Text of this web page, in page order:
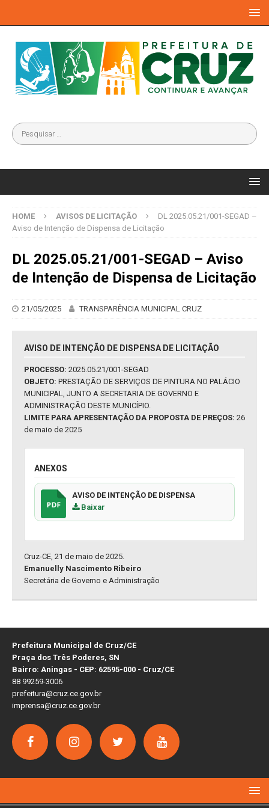
HOME AVISOS DE LICITAÇÃO
DL 2025.05.21/001-SEGAD –
Aviso de Intenção de Dispensa de Licitação
DL 2025.05.21/001-SEGAD – Aviso
de Intenção de Dispensa de Licitação
21/05/2025 TRANSPARÊNCIA MUNICIPAL CRUZ
AVISO DE INTENÇÃO DE DISPENSA DE LICITAÇÃO
PROCESSO: 2025.05.21/001-SEGAD
OBJETO: PRESTAÇÃO DE SERVIÇOS DE PINTURA NO PALÁCIO
MUNICIPAL, JUNTO A SECRETARIA DE GOVERNO E
ADMINISTRAÇÃO DESTE MUNICÍPIO.
LIMITE PARA APRESENTAÇÃO DA PROPOSTA DE PREÇOS: 26
de maio de 2025
ANEXOS
AVISO DE INTENÇÃO DE DISPENSA
Baixar
Cruz-CE, 21 de maio de 2025.
Emanuelly Nascimento Ribeiro
Secretária de Governo e Administração
Prefeitura Municipal de Cruz/CE
Praça dos Três Poderes, SN
Bairro: Aningas - CEP: 62595-000 - Cruz/CE
88 99259-3006
prefeitura@cruz.ce.gov.br
imprensa@cruz.ce.gov.br